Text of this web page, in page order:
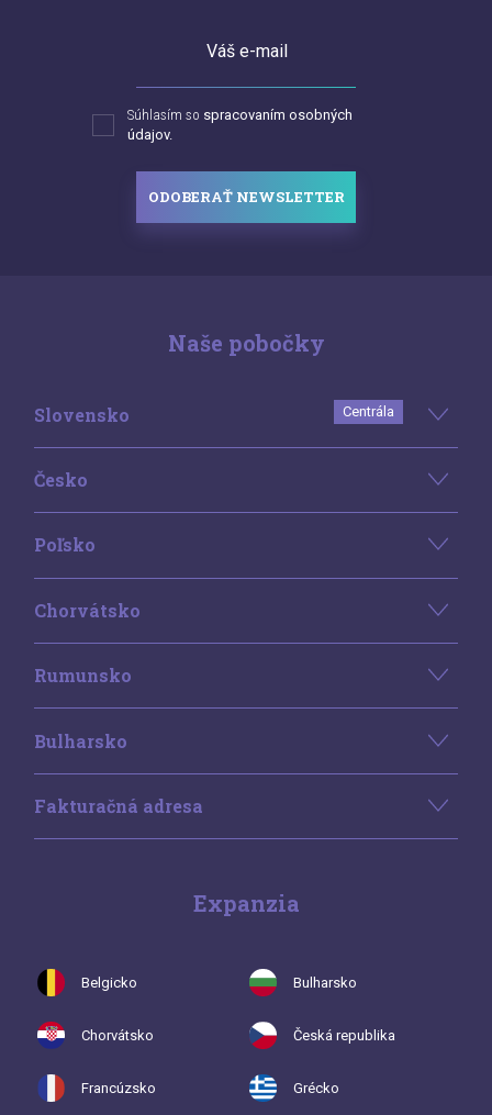
Váš e-mail
Súhlasím so spracovaním osobných
údajov.
ODOBERAŤ NEWSLETTER
Naše pobočky
Slovensko Centrála
Česko
Poľsko
Chorvátsko
Rumunsko
Bulharsko
Fakturačná adresa
Expanzia
Belgicko Bulharsko
Chorvátsko Česká republika
Francúzsko Grécko